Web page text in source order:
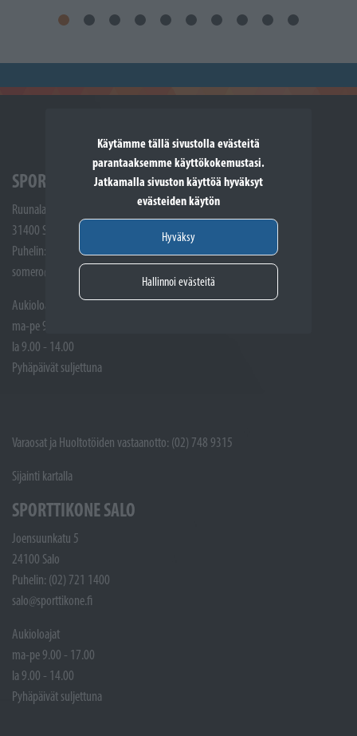
Käytämme tällä sivustolla evästeitä
parantaaksemme käyttökokemustasi.
Jatkamalla sivuston käyttöä hyväksyt
evästeiden käytön
Hyväksy
Hallinnoi evästeitä
SPORTTIKONE SOMERO
Ruunalantie 5
31400 Somero
Puhelin: (02) 748 9300
somero@sporttikone.fi
Aukioloajat
ma-pe 9.00 - 17.00
la 9.00 - 14.00
Pyhäpäivät suljettuna
Varaosat ja Huoltotöiden vastaanotto: (02) 748 9315
Sijainti kartalla
SPORTTIKONE SALO
Joensuunkatu 5
24100 Salo
Puhelin: (02) 721 1400
salo@sporttikone.fi
Aukioloajat
ma-pe 9.00 - 17.00
la 9.00 - 14.00
Pyhäpäivät suljettuna